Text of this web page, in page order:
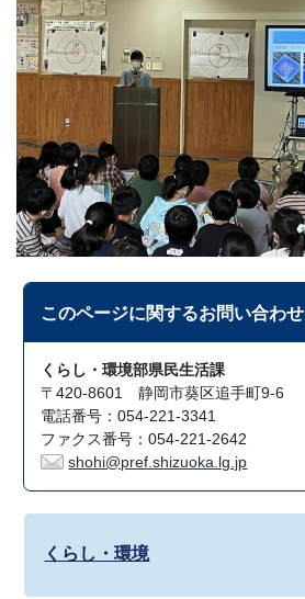
このページに関するお問い合わせ
くらし・環境部県民生活課
〒420-8601 静岡市葵区追手町9-6
電話番号：054-221-3341
ファクス番号：054-221-2642
shohi@pref.shizuoka.lg.jp
くらし・環境